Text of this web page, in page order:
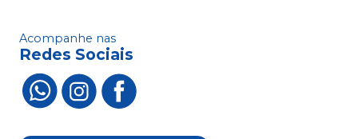
Acompanhe nas
Redes Sociais